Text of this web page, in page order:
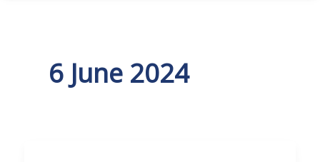
6 June 2024